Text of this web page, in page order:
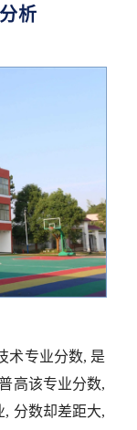
析
术专业分数, 是
高该专业分数,
, 分数却差距大,